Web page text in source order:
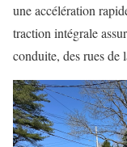
une accélération
traction intégrale
conduite, des rues de